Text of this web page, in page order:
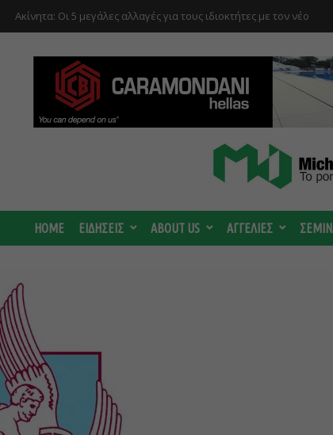
Νέο masterplan για 5.000 στρέμματα στον Ελαιώνα “στα σκαριά” –
αναπτύξεις
HOME ΕΙΔΗΣΕΙΣ ABOUT US ΑΓΓΕΛΙΕΣ